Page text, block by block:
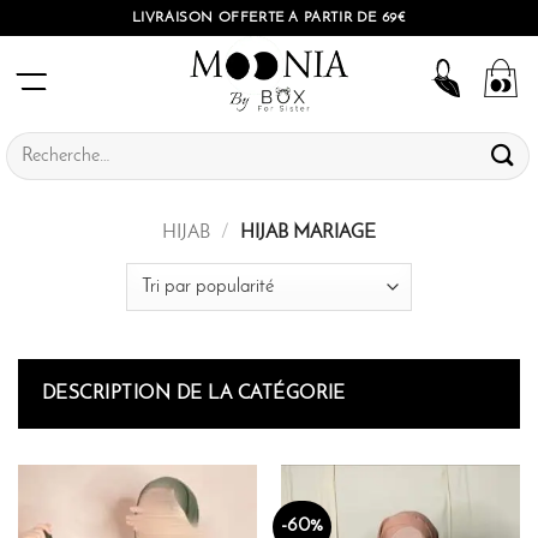
contenu
LIVRAISON OFFERTE À PARTIR DE 69€
Recherche
pour :
HIJAB / HIJAB MARIAGE
DESCRIPTION DE LA CATÉGORIE
-60%